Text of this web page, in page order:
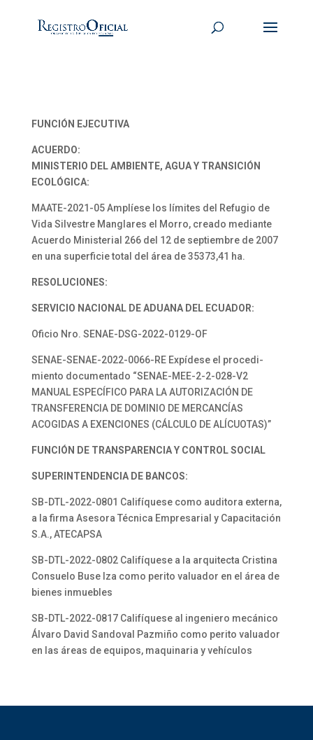
FUNCIÓN EJECUTIVA
ACUERDO:
MINISTERIO DEL AMBIENTE, AGUA Y TRANSICIÓN
ECOLÓGICA:
MAATE-2021-05 Amplíese los límites del Refugio de
Vida Silvestre Manglares el Morro, creado mediante
Acuerdo Ministerial 266 del 12 de septiembre de 2007
en una superficie total del área de 35373,41 ha.
RESOLUCIONES:
SERVICIO NACIONAL DE ADUANA DEL ECUADOR:
Oficio Nro. SENAE-DSG-2022-0129-OF
SENAE-SENAE-2022-0066-RE Expídese el procedi-
miento documentado “SENAE-MEE-2-2-028-V2
MANUAL ESPECÍFICO PARA LA AUTORIZACIÓN DE
TRANSFERENCIA DE DOMINIO DE MERCANCÍAS
ACOGIDAS A EXENCIONES (CÁLCULO DE ALÍCUOTAS)”
FUNCIÓN DE TRANSPARENCIA Y CONTROL SOCIAL
SUPERINTENDENCIA DE BANCOS:
SB-DTL-2022-0801 Califíquese como auditora externa,
a la firma Asesora Técnica Empresarial y Capacitación
S.A., ATECAPSA
SB-DTL-2022-0802 Califíquese a la arquitecta Cristina
Consuelo Buse Iza como perito valuador en el área de
bienes inmuebles
SB-DTL-2022-0817 Califíquese al ingeniero mecánico
Álvaro David Sandoval Pazmiño como perito valuador
en las áreas de equipos, maquinaria y vehículos